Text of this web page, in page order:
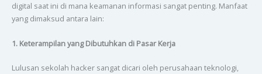
digital saat ini di mana keamanan informasi sangat penting. Manfaat
yang dimaksud antara lain:
1. Keterampilan yang Dibutuhkan di Pasar Kerja
Lulusan sekolah hacker sangat dicari oleh perusahaan teknologi,